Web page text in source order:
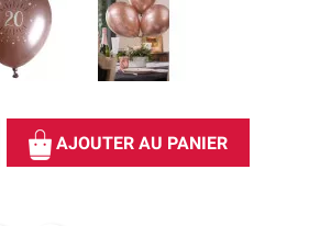
AJOUTER AU PANIER